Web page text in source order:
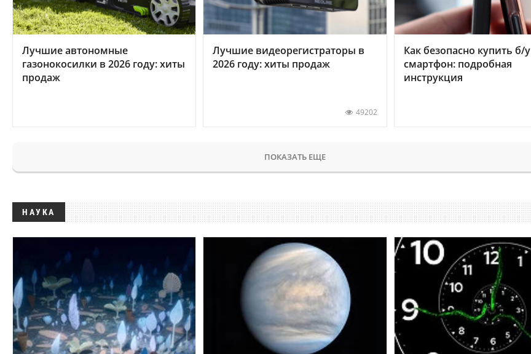
Лучшие автономные
газонокосилки в 2026 году: хиты
продаж
Лучшие видеорегистраторы в
2026 году: хиты продаж
49202
Как безопасно купить б/у
смартфон: подробная
инструкция
ПОКАЗАТЬ ЕЩЕ
НАУКА